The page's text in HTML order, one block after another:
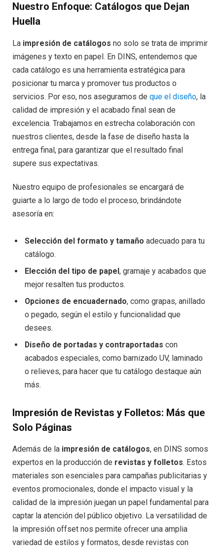
Nuestro Enfoque: Catálogos que Dejan
Huella
La impresión de catálogos no solo se trata de imprimir
imágenes y texto en papel. En DINS, entendemos que
cada catálogo es una herramienta estratégica para
posicionar tu marca y promover tus productos o
servicios. Por eso, nos aseguramos de que el diseño, la
calidad de impresión y el acabado final sean de
excelencia. Trabajamos en estrecha colaboración con
nuestros clientes, desde la fase de diseño hasta la
entrega final, para garantizar que el resultado final
supere sus expectativas.
Nuestro equipo de profesionales se encargará de
guiarte a lo largo de todo el proceso, brindándote
asesoría en:
Selección del formato y tamaño adecuado para tu
catálogo.
Elección del tipo de papel, gramaje y acabados que
mejor resalten tus productos.
Opciones de encuadernado, como grapas, anillado
o pegado, según el estilo y funcionalidad que
desees.
Diseño de portadas y contraportadas con
acabados especiales, como barnizado UV, laminado
o relieves, para hacer que tu catálogo destaque aún
más.
Impresión de Revistas y Folletos: Más que
Solo Páginas
Además de la impresión de catálogos, en DINS somos
expertos en la producción de revistas y folletos. Estos
materiales son esenciales para campañas publicitarias y
eventos promocionales, donde el impacto visual y la
calidad de la impresión juegan un papel fundamental para
captar la atención del público objetivo. La versatilidad de
la impresión offset nos permite ofrecer una amplia
variedad de estilos y formatos, desde revistas con